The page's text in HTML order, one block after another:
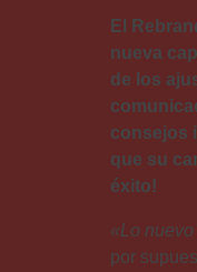
El
nueva
de los
consejos
que su
éxito!
«Lo
por